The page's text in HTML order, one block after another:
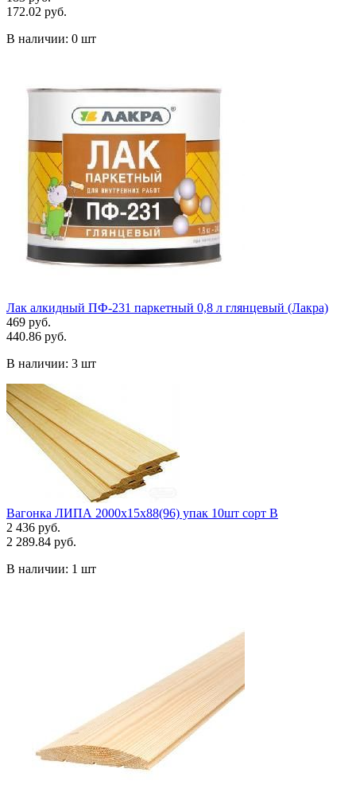
172.02 руб.
В наличии: 0 шт
Лак алкидный ПФ-231 паркетный 0,8 л глянцевый (Лакра)
469 руб.
440.86 руб.
В наличии: 3 шт
Вагонка ЛИПА 2000х15х88(96) упак 10шт сорт В
2 436 руб.
2 289.84 руб.
В наличии: 1 шт